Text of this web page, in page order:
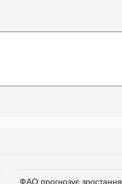
ФАО прогнозує зростання